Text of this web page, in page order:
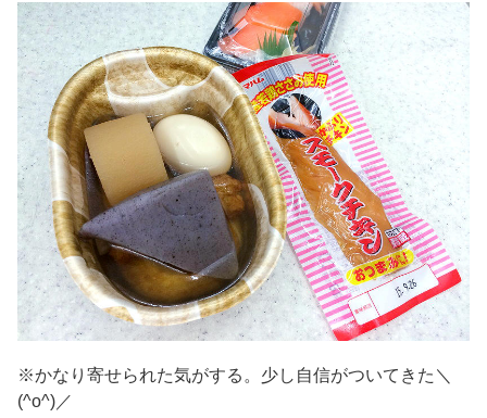
※かなり寄せられた気がする。少し自信がついてきた＼
(^o^)／